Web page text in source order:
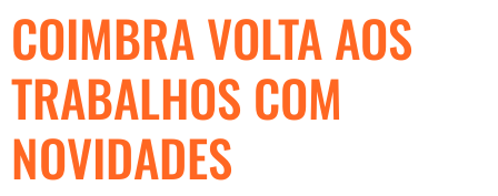
COIMBRA VOLTA AOS
TRABALHOS COM
NOVIDADES